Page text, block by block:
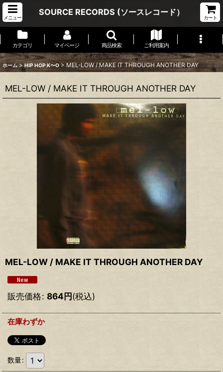
メニュー
SOURCE RECORDS (ソースレコード）
カート
カテゴリ マイページ 商品検索 ご利用案内
ホーム > HIP HOP K〜O > MEL-LOW ‎/ MAKE IT THROUGH ANOTHER DAY
MEL-LOW ‎/ MAKE IT THROUGH ANOTHER DAY
MEL-LOW ‎/ MAKE IT THROUGH ANOTHER DAY
販売価格: 864円(税込)
在庫わずか
数量: